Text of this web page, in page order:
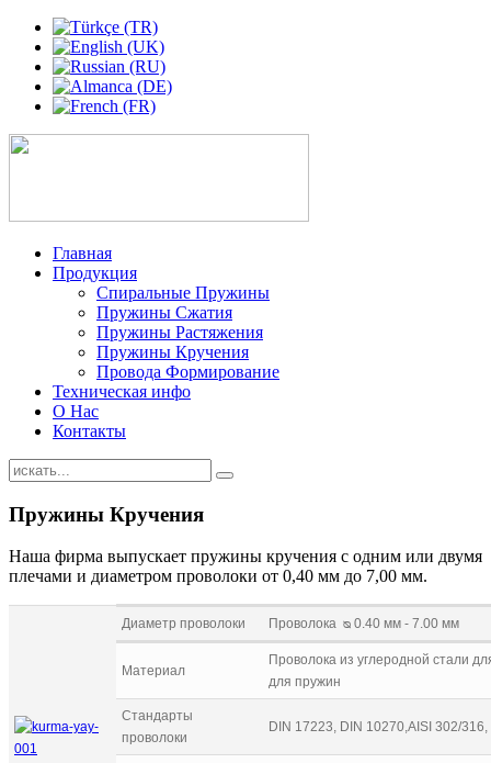
Главная
Продукция
Спиральные Пружины
Пружины Сжатия
Пружины Растяжения
Пружины Кручения
Провода Формирование
Техническая инфо
О Нас
Контакты
Пружины Кручения
Наша фирма выпускает пружины кручения с одним или двумя
плечами и диаметром проволоки от 0,40 мм до 7,00 мм.
Диаметр проволоки Проволока ᴓ 0.40 мм - 7.00 мм
Материал
Проволока из углеродной стали
для пружин
Стандарты
проволоки
DIN 17223, DIN 10270,AISI 302/